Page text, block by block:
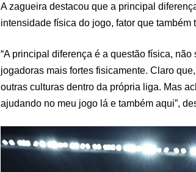
A zagueira destacou que a principal
intensidade física do jogo, fator que
“A principal diferença é a questão física,
jogadoras mais fortes fisicamente. Claro
outras culturas dentro da própria liga. Mas
ajudando no meu jogo lá e também aqui”,